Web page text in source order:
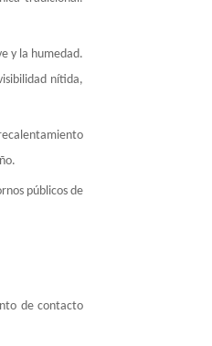
y la humedad.
nítida,
públicos de
de contacto